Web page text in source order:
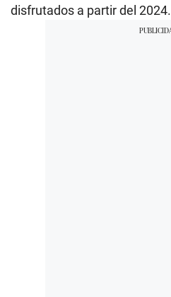
disfrutados a partir del 2024.